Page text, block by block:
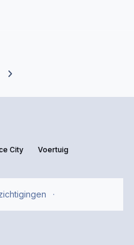
carousel slide
Next carousel slide
City Voertuig